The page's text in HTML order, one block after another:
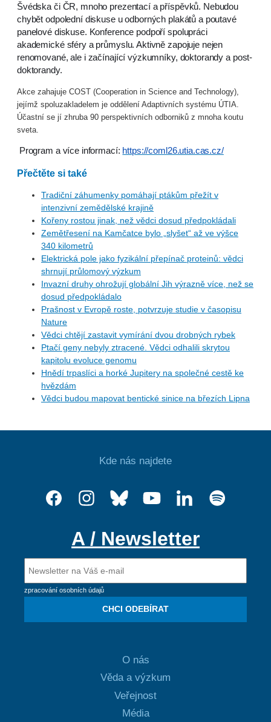
Švédska či ČR, mnoho prezentací a příspěvků. Nebudou
chybět odpolední diskuse u odborných plakátů a poutavé
panelové diskuse. Konference podpoří spolupráci
akademické sféry a průmyslu. Aktivně zapojuje nejen
renomované, ale i začínající výzkumníky, doktorandy a post-
doktorandy.
Akce zahajuje COST (Cooperation in Science and Technology),
jejímž spoluzakladelem je oddělení Adaptivních systému ÚTIA.
Účastní se jí zhruba 90 perspektivních odborniků z mnoha koutu
sveta.
Program a více informací: https://coml26.utia.cas.cz/
Přečtěte si také
Tradiční záhumenky pomáhají ptákům přežít v
intenzivní zemědělské krajině
Kořeny rostou jinak, než vědci dosud předpokládali
Zemětřesení na Kamčatce bylo „slyšet“ až ve výšce
340 kilometrů
Elektrická pole jako fyzikální přepínač proteinů: vědci
shrnují průlomový výzkum
Invazní druhy ohrožují globální Jih výrazně více, než se
dosud předpokládalo
Prašnost v Evropě roste, potvrzuje studie v časopisu
Nature
Vědci chtějí zastavit vymírání dvou drobných rybek
Ptačí geny nebyly ztracené. Vědci odhalili skrytou
kapitolu evoluce genomu
Hnědí trpaslíci a horké Jupitery na společné cestě ke
hvězdám
Vědci budou mapovat bentické sinice na březích Lipna
Kde nás najdete
A / Newsletter
zpracování osobních údajů
CHCI ODEBÍRAT
O nás
Věda a výzkum
Veřejnost
Média